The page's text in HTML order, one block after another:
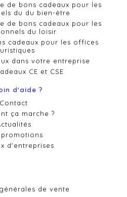
de bons cadeaux pour les
du du bien-être
de bons cadeaux pour les
du loisir
cadeaux pour les offices
dans votre entreprise
CE et CSE
d'aide ?
Contact
ça marche ?
promotions
d'entreprises
de vente